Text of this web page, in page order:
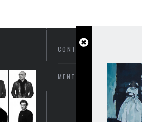
CONTACTEZ-NOUS
MENTIONS LÉGALES